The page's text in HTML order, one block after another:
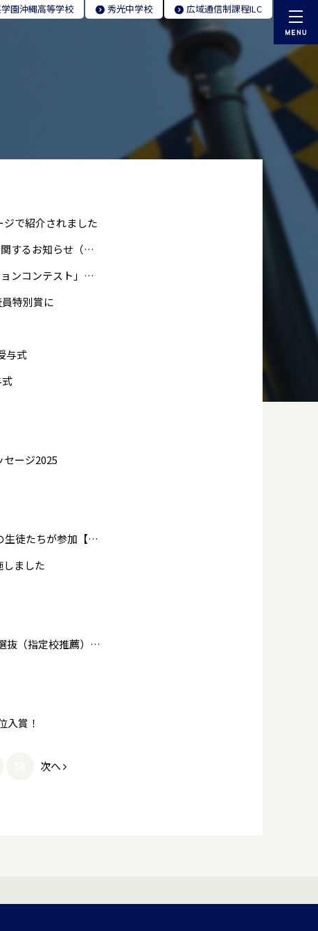
園沖縄高等学校 秀光中学校 広域通信制課程ILC
で紹介されました
卒業アルバム記載データ（氏名・写真）の漏洩のおそれに関するお知らせ（第一報）
秀光コース生徒4名が「第1回高校生日本語プレゼンテーションコンテスト」に参加
特別賞に
与式
ージ2025
宮城大学のアントレプレナーシップWSに英進進学コースの生徒たちが参加【2/13更新】
しました
本学園で海外・国内あわせて670大学を超える学校推薦型選抜（指定校推薦）の枠を獲得しています。
入賞！
次へ